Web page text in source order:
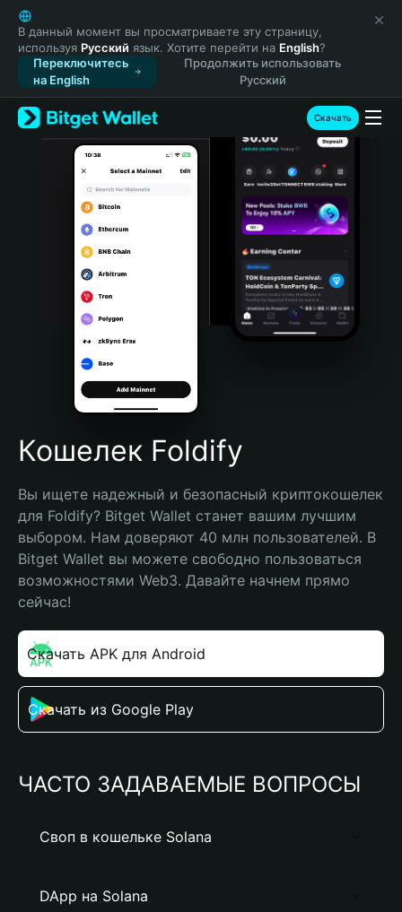
English
日本語
Tiếng Việt
Русский
Español (Latinoamérica)
Türkçe
Italiano
Português (Portugal)
Bahasa Indonesia
Português (Brasil)
Español (Argentina)
В данный момент вы просматриваете эту страницу,
используя Русский язык. Хотите перейти на English?
Переключитесь
на English
Продолжить использовать
Русский
Скачать
Кошелек Foldify
Вы ищете надежный и безопасный криптокошелек
для Foldify? Bitget Wallet станет вашим лучшим
выбором. Нам доверяют 40 млн пользователей. В
Bitget Wallet вы можете свободно пользоваться
возможностями Web3. Давайте начнем прямо
сейчас!
Скачать APK для Android
Скачать из Google Play
ЧАСТО ЗАДАВАЕМЫЕ ВОПРОСЫ
Своп в кошельке Solana
DApp на Solana